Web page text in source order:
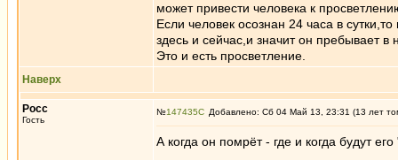
может привести человека к
Если человек осознан 24 часа в
здесь и сейчас,и значит он пребывает в
Это и есть просветление.
Наверх
Росс
Гость
№147435 Добавлено: Сб 04 Май 13, 23:31 (13 лет
А когда он помрёт - где и когда будут